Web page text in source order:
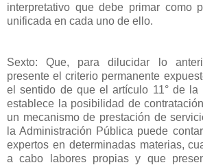
interpretativo que debe primar como
unificada en cada uno de ello.
Sexto: Que, para dilucidar lo
presente el criterio permanente
el sentido de que el artículo 11° de la
establece la posibilidad de
un mecanismo de prestación de
la Administración Pública puede
expertos en determinadas materias,
a cabo labores propias y que